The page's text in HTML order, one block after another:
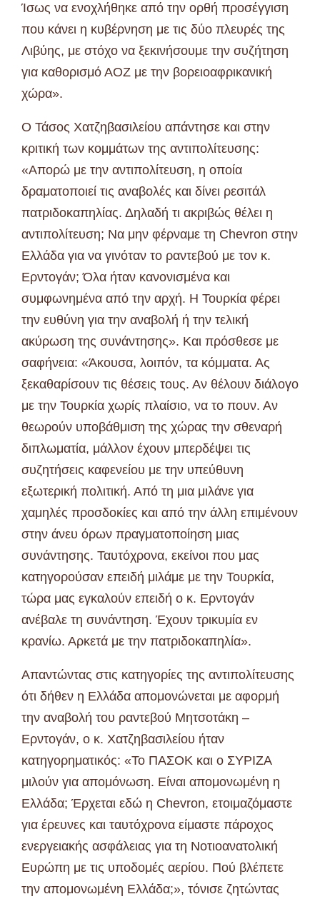
Ίσως να ενοχλήθηκε από την ορθή προσέγγιση
που κάνει η κυβέρνηση με τις δύο πλευρές της
Λιβύης, με στόχο να ξεκινήσουμε την συζήτηση
για καθορισμό ΑΟΖ με την βορειοαφρικανική
χώρα».
Ο Τάσος Χατζηβασιλείου απάντησε και στην
κριτική των κομμάτων της αντιπολίτευσης:
«Απορώ με την αντιπολίτευση, η οποία
δραματοποιεί τις αναβολές και δίνει ρεσιτάλ
πατριδοκαπηλίας. Δηλαδή τι ακριβώς θέλει η
αντιπολίτευση; Να μην φέρναμε τη Chevron στην
Ελλάδα για να γινόταν το ραντεβού με τον κ.
Ερντογάν; Όλα ήταν κανονισμένα και
συμφωνημένα από την αρχή. Η Τουρκία φέρει
την ευθύνη για την αναβολή ή την τελική
ακύρωση της συνάντησης». Και πρόσθεσε με
σαφήνεια: «Άκουσα, λοιπόν, τα κόμματα. Ας
ξεκαθαρίσουν τις θέσεις τους. Αν θέλουν διάλογο
με την Τουρκία χωρίς πλαίσιο, να το πουν. Αν
θεωρούν υποβάθμιση της χώρας την σθεναρή
διπλωματία, μάλλον έχουν μπερδέψει τις
συζητήσεις καφενείου με την υπεύθυνη
εξωτερική πολιτική. Από τη μια μιλάνε για
χαμηλές προσδοκίες και από την άλλη επιμένουν
στην άνευ όρων πραγματοποίηση μιας
συνάντησης. Ταυτόχρονα, εκείνοι που μας
κατηγορούσαν επειδή μιλάμε με την Τουρκία,
τώρα μας εγκαλούν επειδή ο κ. Ερντογάν
ανέβαλε τη συνάντηση. Έχουν τρικυμία εν
κρανίω. Αρκετά με την πατριδοκαπηλία».
Απαντώντας στις κατηγορίες της αντιπολίτευσης
ότι δήθεν η Ελλάδα απομονώνεται με αφορμή
την αναβολή του ραντεβού Μητσοτάκη –
Ερντογάν, ο κ. Χατζηβασιλείου ήταν
κατηγορηματικός: «Το ΠΑΣΟΚ και ο ΣΥΡΙΖΑ
μιλούν για απομόνωση. Είναι απομονωμένη η
Ελλάδα; Έρχεται εδώ η Chevron, ετοιμαζόμαστε
για έρευνες και ταυτόχρονα είμαστε πάροχος
ενεργειακής ασφάλειας για τη Νοτιοανατολική
Ευρώπη με τις υποδομές αερίου. Πού βλέπετε
την απομονωμένη Ελλάδα;», τόνισε ζητώντας